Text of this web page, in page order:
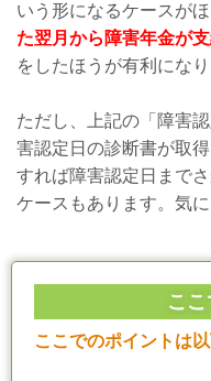
いう形になるケースが
た翌月から障害年金が
をしたほうが有利になり
ただし、上記の「障害
害認定日の診断書が取
すれば障害認定日まで
ケースもあります。気
こ
ここでのポイントは